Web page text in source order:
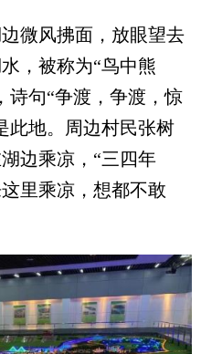
微风拂面，放眼望去
，被称为“鸟中熊
诗句“争渡，争渡，惊
此地。周边村民张树
边乘凉，“三四年
里乘凉，想都不敢